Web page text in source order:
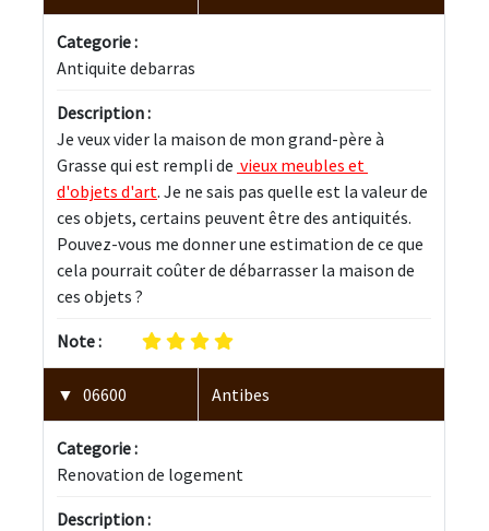
Categorie :
Antiquite debarras
Description :
Je veux vider la maison de mon grand-père à
Grasse qui est rempli de vieux meubles et
d'objets d'art. Je ne sais pas quelle est la valeur de
ces objets, certains peuvent être des antiquités.
Pouvez-vous me donner une estimation de ce que
cela pourrait coûter de débarrasser la maison de
ces objets ?
Note :
06600 Antibes
Categorie :
Renovation de logement
Description :